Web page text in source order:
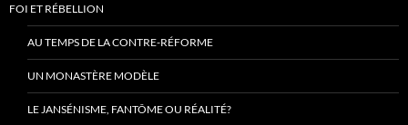
FOI ET RÉBELLION
AU TEMPS DE LA CONTRE-RÉFORME
UN MONASTÈRE MODÈLE
LE JANSÉNISME, FANTÔME OU RÉALITÉ?